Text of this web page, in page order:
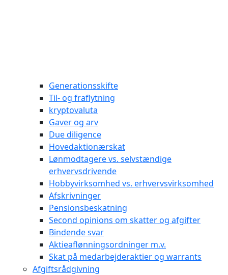
Generationsskifte
Til- og fraflytning
kryptovaluta
Gaver og arv
Due diligence
Hovedaktionærskat
Lønmodtagere vs. selvstændige
erhvervsdrivende
Hobbyvirksomhed vs. erhvervsvirksomhed
Afskrivninger
Pensionsbeskatning
Second opinions om skatter og afgifter
Bindende svar
Aktieaflønningsordninger m.v.
Skat på medarbejderaktier og warrants
Afgiftsrådgivning